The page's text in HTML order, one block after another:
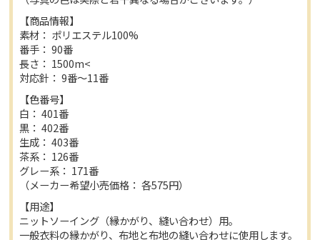
【商品情報】
素材： ポリエステル100%
番手： 90番
長さ： 1500m<
対応針： 9番〜11番
【色番号】
白： 401番
黒： 402番
生成： 403番
茶系： 126番
グレー系： 171番
（メーカー希望小売価格： 各575円）
【用途】
ニットソーイング（縁かがり、縫い合わせ）用。
一般衣料の縁かがり、布地と布地の縫い合わせに使用します。